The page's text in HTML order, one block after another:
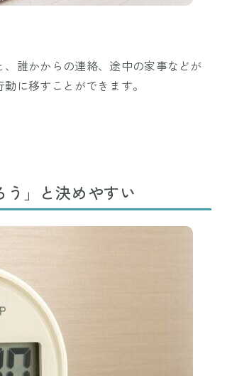
誰かからの連絡、途中の家事などが
に移すことができます。
う」と決めやすい